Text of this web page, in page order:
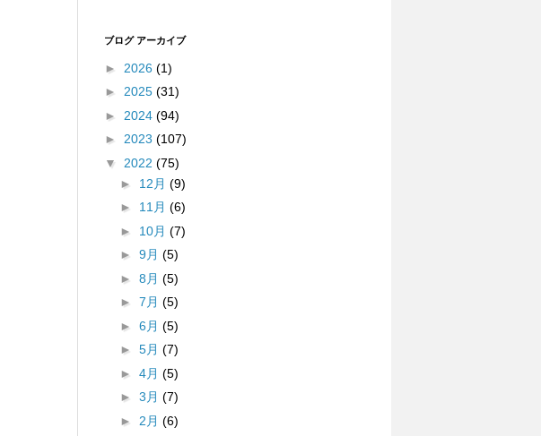
ブログ アーカイブ
► 2026 (1)
► 2025 (31)
► 2024 (94)
► 2023 (107)
▼ 2022 (75)
► 12月 (9)
► 11月 (6)
► 10月 (7)
► 9月 (5)
► 8月 (5)
► 7月 (5)
► 6月 (5)
► 5月 (7)
► 4月 (5)
► 3月 (7)
► 2月 (6)